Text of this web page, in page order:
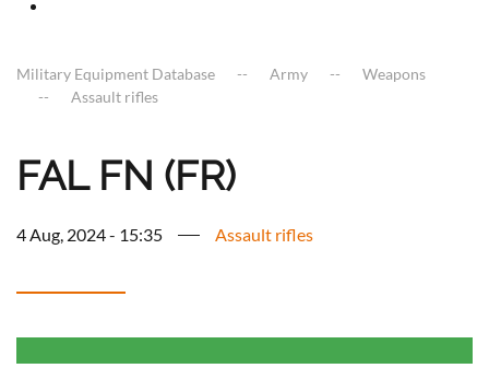
Military Equipment Database Army
Weapons
Assault rifles
FAL FN (FR)
4 Aug, 2024 - 15:35 Assault rifles